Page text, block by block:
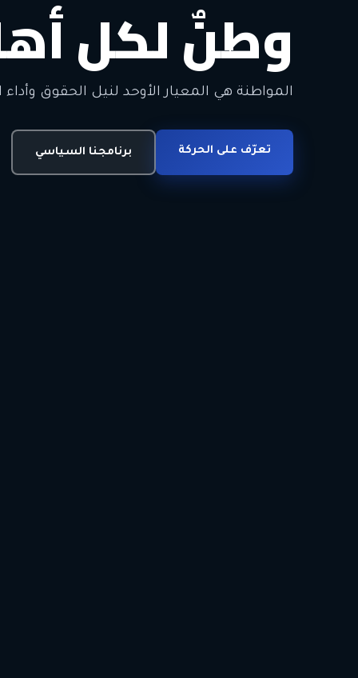
وطنٌ لكل
المواطنة هي المعيار الأوحد لنيل الحقوق وأداء
تعرّف على الحركة برنامجنا السياسي
معاً من أجل
الحرية • الوحدة • السلام • الديمقراطية
انضم للحركة اتصل بنا